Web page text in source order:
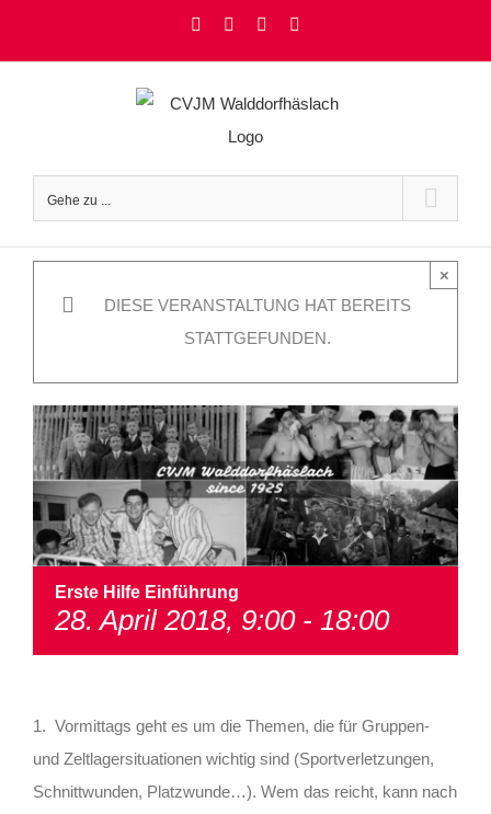
FacebookInstagramYouTube
Gehe zu ...
DIESE VERANSTALTUNG HAT BEREITS
STATTGEFUNDEN.
×
Erste Hilfe Einführung
28. April 2018, 9:00- 18:00
1. Vormittags geht es um die Themen, die für Gruppen-
und Zeltlagersituationen wichtig sind (Sportverletzungen,
Schnittwunden, Platzwunde…). Wem das reicht, kann nach